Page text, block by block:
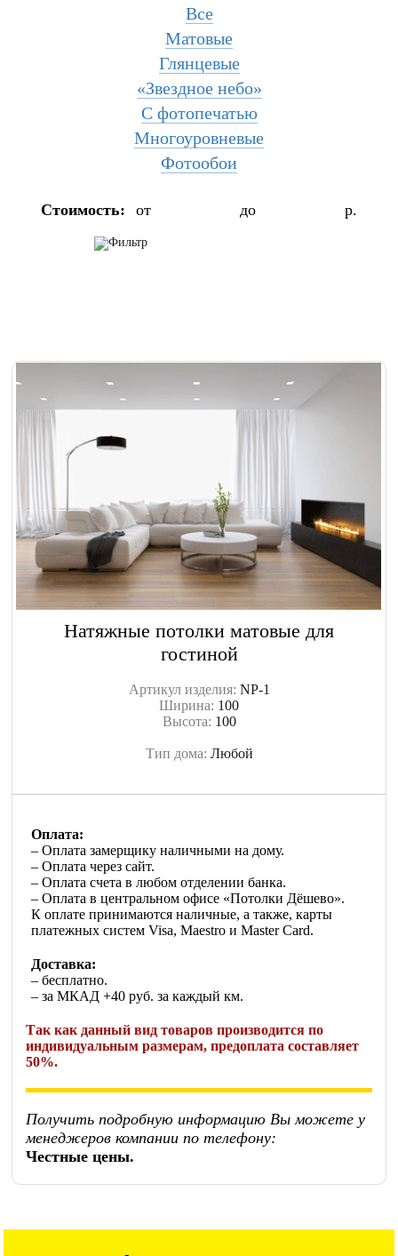
Все
Матовые
Глянцевые
«Звездное небо»
С фотопечатью
Многоуровневые
Фотообои
Стоимость: от до р.
Натяжные потолки матовые для
гостиной
Артикул изделия: NP-1
Ширина: 100
Высота: 100
Тип дома: Любой
Оплата:
– Оплата замерщику наличными на дому.
– Оплата через сайт.
– Оплата счета в любом отделении банка.
– Оплата в центральном офисе «Потолки Дёшево».
К оплате принимаются наличные, а также, карты
платежных систем Visa, Maestro и Master Card.
Доставка:
– бесплатно.
– за МКАД +40 руб. за каждый км.
Так как данный вид товаров производится по
индивидуальным размерам, предоплата составляет
50%.
Получить подробную информацию Вы можете у
менеджеров компании по телефону:
Честные цены.